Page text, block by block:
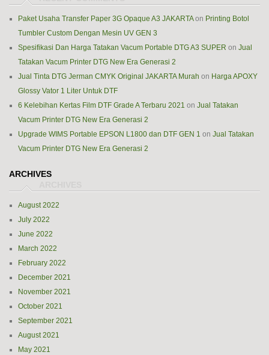
Paket Usaha Transfer Paper 3G Opaque A3 JAKARTAon Printing Botol
Tumbler Custom Dengan Mesin UV GEN 3
Spesifikasi Dan Harga Tatakan Vacum Portable DTG A3 SUPER on Jual
Tatakan Vacum Printer DTG New Era Generasi 2
Jual Tinta DTG Jerman CMYK Original JAKARTA Murah on Harga APOXY
Glossy Vator 1 Liter Untuk DTF
6 Kelebihan Kertas Film DTF Grade A Terbaru 2021 on Jual Tatakan
Vacum Printer DTG New Era Generasi 2
Upgrade WIMS Portable EPSON L1800 dan DTF GEN 1 on Jual Tatakan
Vacum Printer DTG New Era Generasi 2
ARCHIVES
August 2022
July 2022
June 2022
March 2022
February 2022
December 2021
November 2021
October 2021
September 2021
August 2021
May 2021